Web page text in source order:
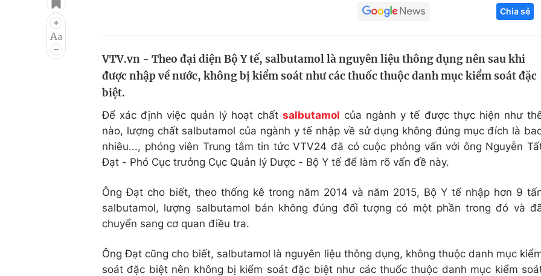
Điện ảnh
Âm nhạc
Chất lượng cuộc sống
Tuyển sinh
Hitech Công
Thị trường
Chia sẻ
VTV.vn - Theo đại diện Bộ Y tế, salbutamol là nguyên liệu thông dụng nên sau khi
được nhập về nước, không bị kiểm soát như các thuốc thuộc danh mục kiểm soát đặc
biệt.
Để xác định việc quản lý hoạt chất salbutamol của ngành y tế được thực hiện như
nào, lượng chất salbutamol của ngành y tế nhập về sử dụng không đúng mục đích là
nhiêu..., phóng viên Trung tâm tin tức VTV24 đã có cuộc phỏng vấn với ông Nguyễn
Đạt - Phó Cục trưởng Cục Quản lý Dược - Bộ Y tế để làm rõ vấn đề này.
Ông Đạt cho biết, theo thống kê trong năm 2014 và năm 2015, Bộ Y tế nhập hơn 9
salbutamol, lượng salbutamol bán không đúng đối tượng có một phần trong đó và
chuyển sang cơ quan điều tra.
Ông Đạt cũng cho biết, salbutamol là nguyên liệu thông dụng, không thuộc danh mục
soát đặc biệt nên không bị kiểm soát đặc biệt như các thuốc thuộc danh mục kiểm